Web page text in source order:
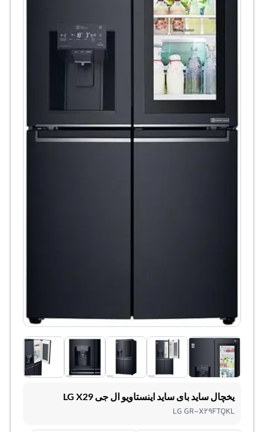
یخچال ساید بای ساید اینستاویو ال جی LG X29
LG GR-X29FTQKL